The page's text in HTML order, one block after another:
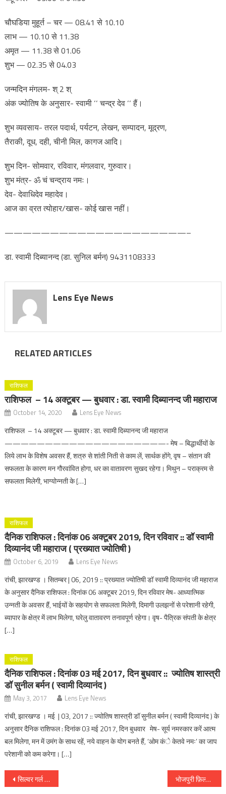
चौघडिया मुहूर्त – चर — 08.41 से 10.10
लाभ — 10.10 से 11.38
अमृत — 11.38 से 01.06
शुभ — 02.35 से 04.03
जन्मदिन मंगलम- श् 2 श्
अंक ज्योतिष के अनुसार- स्वामी ‘‘ चन्द्र देव ‘‘ हैं।
शुभ व्यवसाय- तरल पदार्थ, पर्यटन, लेखन, सम्पादन, मूद्रण,
तैराकी, दूध, दही, चीनी मिल, कागज आदि।
शुभ दिन- सोमवार, रविवार, मंगलवार, गुरुवार।
शुभ मंत्र- ॐ चं चन्द्राय नमः।
देव- देवाधिदेव महादेव।
आज का व्रत त्योहार/खास- कोई खास नहीं।
————————————————————–
डा. स्वामी दिब्यानन्द (डा. सुनिल बर्मन) 9431108333
Lens Eye News
RELATED ARTICLES
राशिफल
राशिफल – 14 अक्टूबर — बुधवार : डा. स्वामी दिब्यानन्द जी महाराज
October 14, 2020 Lens Eye News
राशिफल – 14 अक्टूबर — बुधवार : डा. स्वामी दिब्यानन्द जी महाराज
————————————————————- मेष – बिद्धार्थीयों के
लिये लाभ के विशेष अवसर हैं, शत्रु से शांती निती से काम लें, सार्थक होंगे, वृष – संतान की
सफलता के कारण मन गौरवांवित होगा, धर का वातावरण सुखद रहेगा। मिथुन – पराक्रम से
सफलता मिलेगी, भाग्योन्नती के […]
राशिफल
दैनिक राशिफल : दिनांक 06 अक्टूबर 2019, दिन रविवार :: डॉ स्वामी
दिव्यानंद जी महाराज ( प्रख्यात ज्योतिषी )
October 6, 2019 Lens Eye News
रांची, झारखण्ड । सितम्बर | 06, 2019 :: प्रख्यात ज्योतिषी डॉ स्वामी दिव्यानंद जी महाराज
के अनुसार दैनिक राशिफल : दिनांक 06 अक्टूबर 2019, दिन रविवार मेष- आध्यात्मिक
उन्नती के अवसर हैं, भाईयों के सहयोग से सफलता मिलेगी, दिमागी उलझनों से परेशानी रहेगी,
ब्यापार के क्षेत्र में लाभ मिलेगा, घरेलु वातावरण तनावपूर्ण रहेगा। वृष- पैत्रिक संपती के क्षेत्र
[…]
राशिफल
दैनिक राशिफल : दिनांक 03 मई 2017, दिन बुधवार :: ज्योतिष शास्त्री
डॉ सुनील बर्मन ( स्वामी दिव्यानंद )
May 3, 2017 Lens Eye News
रांची, झारखण्ड । मई | 03, 2017 :: ज्योतिष शास्त्री डॉ सुनील बर्मन ( स्वामी दिव्यानंद ) के
अनुसार दैनिक राशिफल : दिनांक 03 मई 2017, दिन बुधवार मेष- सूर्य नमस्कार करें आत्म
बल मिलेगा, मन में उमंग के साथ रहें, नये वाहन के योग बनते हैं, ‘ओम कंे केतवे नमः’ का जाप
परेशानी को कम करेगा। […]
Post
सिल्वर गर्ल मधुमिता को राँची विश्वविद्यालय के कुलपति डॉ रमेश कुमार पांडेय ने किया सम्मानित, कहा आगे बढ़ो पूरे देश को तुमपे नाज है भोजपुरी फ़िल्म देवरा सुपरस्टार अगले साल के दूसरें सप्ताह होगी रिलीज